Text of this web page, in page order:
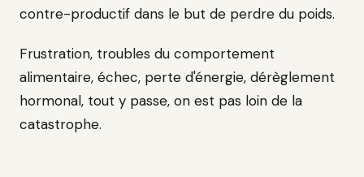
contre-productif dans le but de perdre du poids.
Frustration, troubles du comportement
alimentaire, échec, perte d'énergie, dérèglement
hormonal, tout y passe, on est pas loin de la
catastrophe.